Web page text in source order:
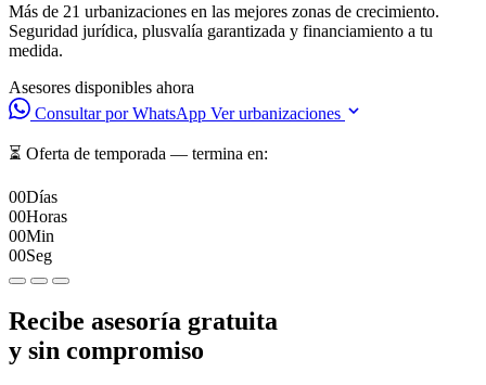
Más de 21 urbanizaciones en las mejores zonas de crecimiento.
Seguridad jurídica, plusvalía garantizada y financiamiento a tu
medida.
Asesores disponibles ahora
Consultar por WhatsApp Ver urbanizaciones
⏳ Oferta de temporada — termina en:
00Días
00Horas
00Min
00Seg
Recibe asesoría gratuita
y sin compromiso